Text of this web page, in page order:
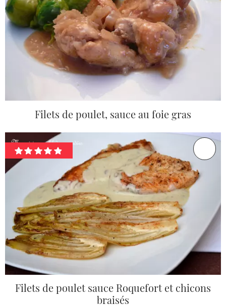
Filets de poulet, sauce au foie gras
Filets de poulet sauce Roquefort et chicons
braisés